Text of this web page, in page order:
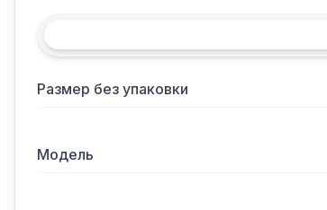
Размер без упаковки
Модель